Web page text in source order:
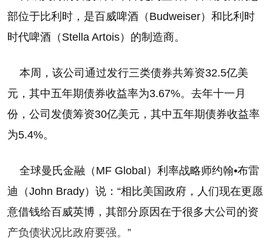
部位于比利时，是百威啤酒（Budweiser）和比利时
时代啤酒（Stella Artois）的制造商。
本周，该公司通过发行三类债券共筹资32.5亿美
元，其中五年期债券收益率为3.67%。去年十一月
份，公司发债筹资30亿美元，其中五年期债券收益率
为5.4%。
全球曼氏金融（MF Global）利率战略师约翰•布雷
迪（John Brady）说：“相比美国政府，人们现在更愿
意借钱给百威英博，其部分原因在于很多大公司的资
产负债状况比政府要强。”